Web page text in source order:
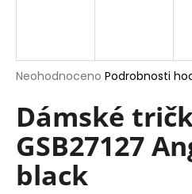
Průměrné
produktu
je
0,0
z
5
hvězdiček.
Neohodnoceno Podrobnosti
Dámské
GSB27127
black
í
t
?